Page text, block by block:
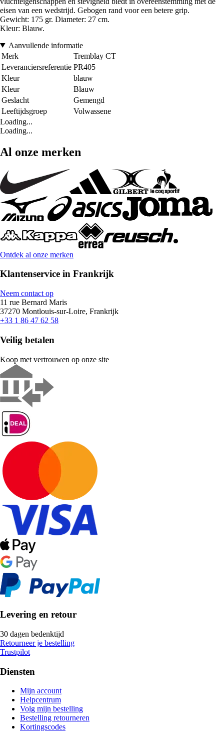
eisen van een wedstrijd. Gebogen rand voor een betere grip.
Gewicht: 175 gr. Diameter: 27 cm.
Kleur: Blauw.
Aanvullende informatie
Merk
Tremblay CT
Leveranciersreferentie PR405
Kleur
blauw
Kleur
Blauw
Geslacht
Gemengd
Leeftijdsgroep
Volwassene
Loading...
Loading...
Al onze merken
Ontdek al onze merken
Klantenservice in Frankrijk
Neem contact op
11 rue Bernard Maris
37270 Montlouis-sur-Loire, Frankrijk
+33 1 86 47 62 58
Veilig betalen
Koop met vertrouwen op onze site
Levering en retour
30 dagen bedenktijd
Retourneer je bestelling
Trustpilot
Diensten
Mijn account
Helpcentrum
Volg mijn bestelling
Bestelling retourneren
Kortingscodes